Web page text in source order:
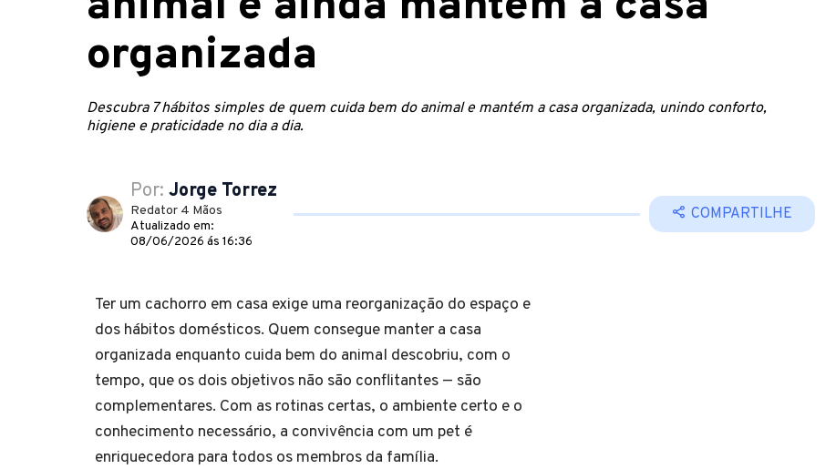
organizada
Descubra 7 hábitos simples de quem cuida bem do animal e mantém a casa organizada, unindo conforto,
higiene e praticidade no dia a dia.
Por: Jorge Torrez
Redator 4 Mãos
Atualizado em:
08/06/2026 ás 16:36
COMPARTILHE
Ter um cachorro em casa exige uma reorganização do espaço e
dos hábitos domésticos. Quem consegue manter a casa
organizada enquanto cuida bem do animal descobriu, com o
tempo, que os dois objetivos não são conflitantes — são
complementares. Com as rotinas certas, o ambiente certo e o
conhecimento necessário, a convivência com um pet é
enriquecedora para todos os membros da família.